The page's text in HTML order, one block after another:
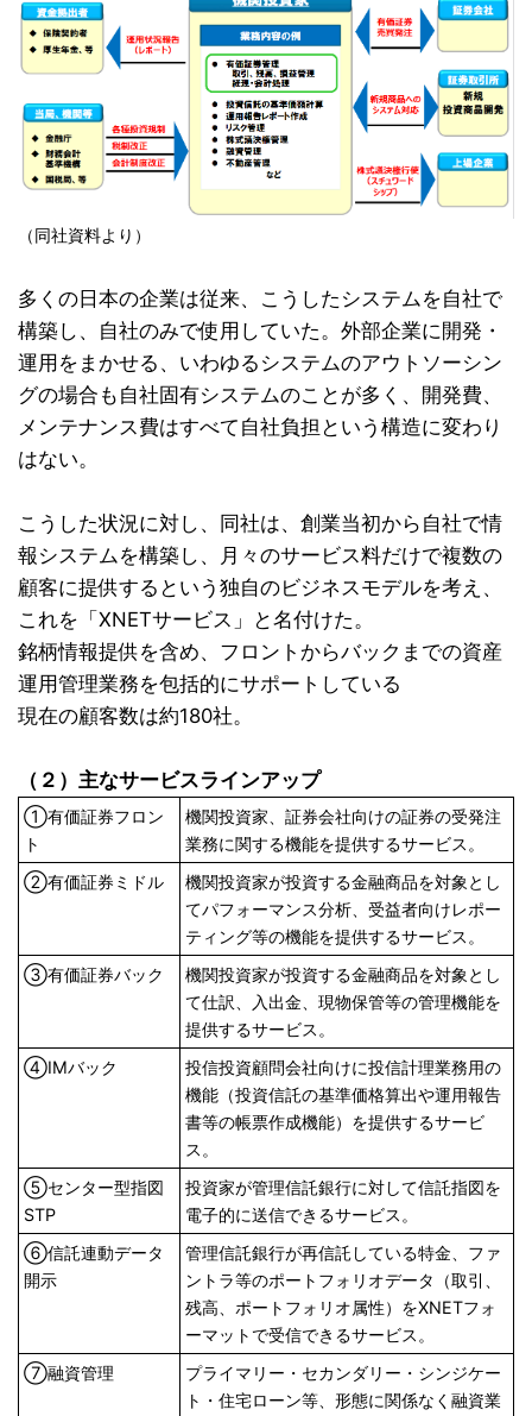
（同社資料より）
多くの日本の企業は従来、こうしたシステムを自社で
構築し、自社のみで使用していた。外部企業に開発・
運用をまかせる、いわゆるシステムのアウトソーシン
グの場合も自社固有システムのことが多く、開発費、
メンテナンス費はすべて自社負担という構造に変わり
はない。
こうした状況に対し、同社は、創業当初から自社で情
報システムを構築し、月々のサービス料だけで複数の
顧客に提供するという独自のビジネスモデルを考え、
これを「XNETサービス」と名付けた。
銘柄情報提供を含め、フロントからバックまでの資産
運用管理業務を包括的にサポートしている
現在の顧客数は約180社。
（２）主なサービスラインアップ
①有価証券フロン
ト
機関投資家、証券会社向けの証券の受発注
業務に関する機能を提供するサービス。
②有価証券ミドル
機関投資家が投資する金融商品を対象とし
てパフォーマンス分析、受益者向けレポー
ティング等の機能を提供するサービス。
③有価証券バック
機関投資家が投資する金融商品を対象とし
て仕訳、入出金、現物保管等の管理機能を
提供するサービス。
④IMバック
投信投資顧問会社向けに投信計理業務用の
機能（投資信託の基準価格算出や運用報告
書等の帳票作成機能）を提供するサービ
ス。
⑤センター型指図
STP
投資家が管理信託銀行に対して信託指図を
電子的に送信できるサービス。
⑥信託連動データ
開示
管理信託銀行が再信託している特金、ファ
ントラ等のポートフォリオデータ（取引、
残高、ポートフォリオ属性）をXNETフォ
ーマットで受信できるサービス。
⑦融資管理
プライマリー・セカンダリー・シンジケー
ト・住宅ローン等、形態に関係なく融資業